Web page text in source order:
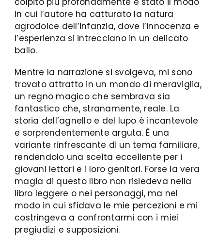
in cui l’autore ha catturato la natura
agrodolce dell’infanzia, dove l’innocenza e
l’esperienza si intrecciano in un delicato
ballo.
Mentre la narrazione si svolgeva, mi sono
trovato attratto in un mondo di meraviglia,
un regno magico che sembrava sia
fantastico che, stranamente, reale. La
storia dell’agnello e del lupo è incantevole
e sorprendentemente arguta. È una
variante rinfrescante di un tema familiare,
rendendolo una scelta eccellente per i
giovani lettori e i loro genitori. Forse la vera
magia di questo libro non risiedeva nella
libro leggere o nei personaggi, ma nel
modo in cui sfidava le mie percezioni e mi
costringeva a confrontarmi con i miei
pregiudizi e supposizioni.